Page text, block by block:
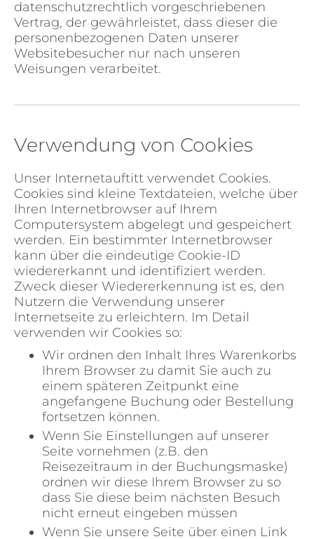
datenschutzrechtlich vorgeschriebenen
Vertrag, der gewährleistet, dass dieser die
personenbezogenen Daten unserer
Websitebesucher nur nach unseren
Weisungen verarbeitet.
Verwendung von Cookies
Unser Internetauftitt verwendet Cookies.
Cookies sind kleine Textdateien, welche über
Ihren Internetbrowser auf Ihrem
Computersystem abgelegt und gespeichert
werden. Ein bestimmter Internetbrowser
kann über die eindeutige Cookie-ID
wiedererkannt und identifiziert werden.
Zweck dieser Wiedererkennung ist es, den
Nutzern die Verwendung unserer
Internetseite zu erleichtern. Im Detail
verwenden wir Cookies so:
Wir ordnen den Inhalt Ihres Warenkorbs
Ihrem Browser zu damit Sie auch zu
einem späteren Zeitpunkt eine
angefangene Buchung oder Bestellung
fortsetzen können.
Wenn Sie Einstellungen auf unserer
Seite vornehmen (z.B. den
Reisezeitraum in der Buchungsmaske)
ordnen wir diese Ihrem Browser zu so
dass Sie diese beim nächsten Besuch
nicht erneut eingeben müssen
Wenn Sie unsere Seite über einen Link